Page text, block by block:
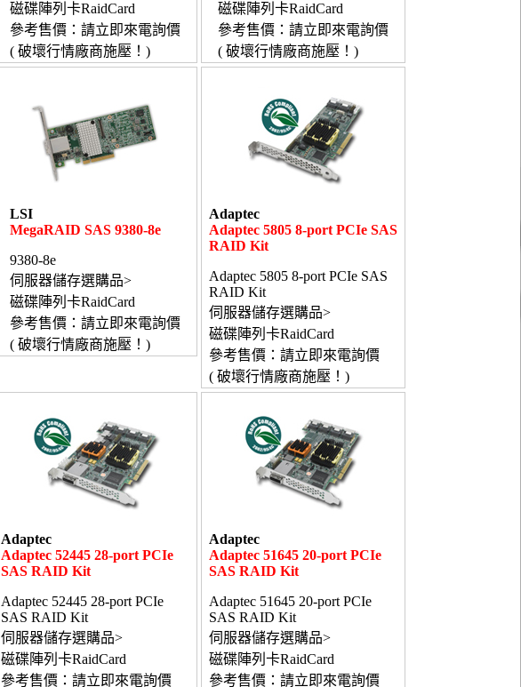
磁碟陣列卡RaidCard
參考售價：請立即來電詢價
( 破壞行情廠商施壓！)
磁碟陣列卡RaidCard
參考售價：請立即來電詢價
( 破壞行情廠商施壓！)
LSI
MegaRAID SAS 9380-8e
9380-8e
伺服器儲存選購品>
磁碟陣列卡RaidCard
參考售價：請立即來電詢價
( 破壞行情廠商施壓！)
Adaptec
Adaptec 5805 8-port PCIe SAS
RAID Kit
Adaptec 5805 8-port PCIe SAS
RAID Kit
伺服器儲存選購品>
磁碟陣列卡RaidCard
參考售價：請立即來電詢價
( 破壞行情廠商施壓！)
Adaptec
Adaptec 52445 28-port PCIe
SAS RAID Kit
Adaptec 52445 28-port PCIe
SAS RAID Kit
伺服器儲存選購品>
磁碟陣列卡RaidCard
參考售價：請立即來電詢價
Adaptec
Adaptec 51645 20-port PCIe
SAS RAID Kit
Adaptec 51645 20-port PCIe
SAS RAID Kit
伺服器儲存選購品>
磁碟陣列卡RaidCard
參考售價：請立即來電詢價